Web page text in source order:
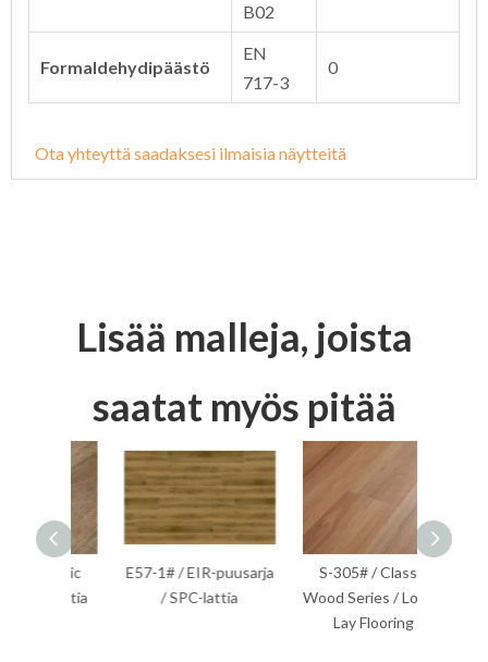
B02
Formaldehydipäästö
EN
717-3
0
Ota yhteyttä saadaksesi ilmaisia ​​näytteitä
Lisää malleja, joista
saatat myös pitää
E57-1# / EIR-puusarja
/ SPC-lattia
S-305# / Classic
Wood Series / Loose
Lay Flooring